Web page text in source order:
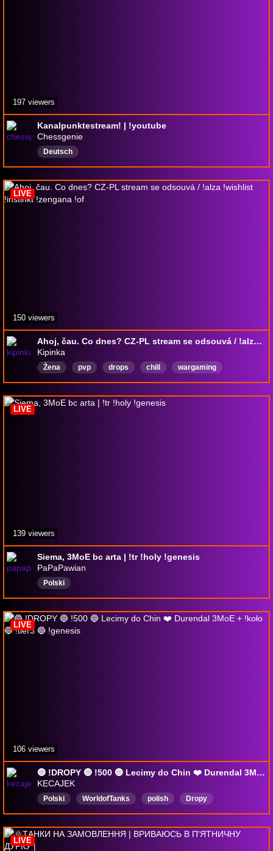
Kanalpunktestream! | !youtube
Chessgenie
Deutsch
197 viewers
Ahoj, čau. Co dnes? CZ-PL stream se odsouvá / !alza !wishlist !instinkt !zengana !of
Kipinka
Žena pvp drops chill
wargaming
CommunityContributor
Čeština femalestreamer
LIVE
150 viewers
Siema, 3MoE bc arta | !tr !holy !genesis
PaPaPawian
Polski
LIVE
139 viewers
🔵 !DROPY 🔵 !500 🔵 Lecimy do Chin ❤️ Durendal 3MoE + !koło 🔵 !tier3 🔵 !genesis
KECAJEK
Polski WorldofTanks polish Dropy
LIVE
106 viewers
LIVE